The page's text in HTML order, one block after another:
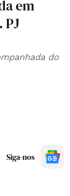
em
PJ
do
Siga-nos